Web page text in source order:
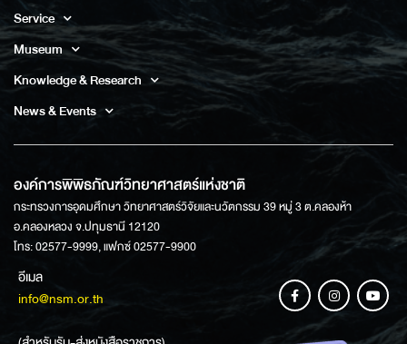
Service
Museum
Knowledge & Research
News & Events
องค์การพิพิธภัณฑ์วิทยาศาสตร์แห่งชาติ
กระทรวงการอุดมศึกษา วิทยาศาสตร์วิจัยและนวัตกรรม 39 หมู่ 3 ต.คลองห้า
อ.คลองหลวง จ.ปทุมธานี 12120
โทร: 02577-9999, แฟกซ์ 02577-9900
อีเมล
info@nsm.or.th